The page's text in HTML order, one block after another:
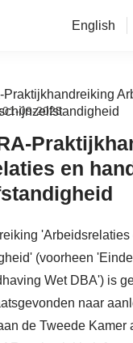
English
Praktijkhandreiking
01-09-2025
en
(voorheen 'Einde
Wet DBA') is
naar
de Tweede Kamer